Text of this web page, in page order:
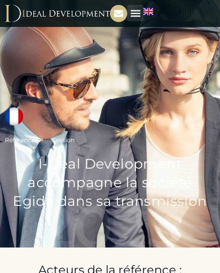
Références Cession
I-Deal Development
accompagne la société
Egide dans sa transmission
2023
Acteurs de la référence :